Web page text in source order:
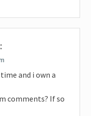
and i own a
comments? If so